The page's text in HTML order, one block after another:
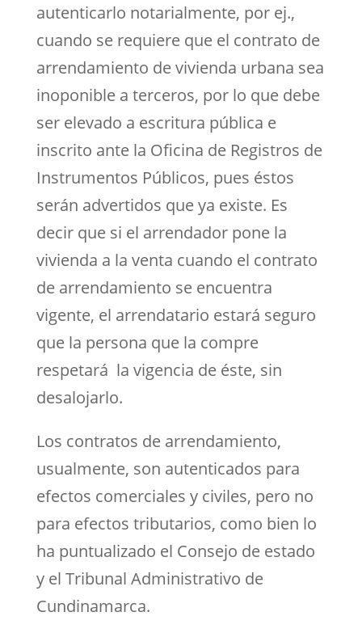
autenticarlo notarialmente, por ej.,
cuando se requiere que el contrato de
arrendamiento de vivienda urbana sea
inoponible a terceros, por lo que debe
ser elevado a escritura pública e
inscrito ante la Oficina de Registros de
Instrumentos Públicos, pues éstos
serán advertidos que ya existe. Es
decir que si el arrendador pone la
vivienda a la venta cuando el contrato
de arrendamiento se encuentra
vigente, el arrendatario estará seguro
que la persona que la compre
respetará la vigencia de éste, sin
desalojarlo.
Los contratos de arrendamiento,
usualmente, son autenticados para
efectos comerciales y civiles, pero no
para efectos tributarios, como bien lo
ha puntualizado el Consejo de estado
y el Tribunal Administrativo de
Cundinamarca.